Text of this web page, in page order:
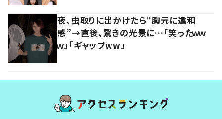
夜、虫取りに出かけたら“胸元に違和
感”→直後、驚きの光景に…「笑ったｗｗ
ｗ」「ギャップww」